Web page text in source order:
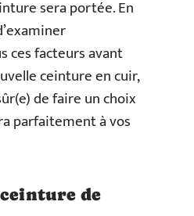
sera portée. En
facteurs avant
ceinture en cuir,
de faire un choix
parfaitement à vos
de